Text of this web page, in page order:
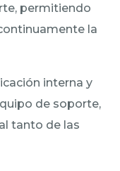
permitiendo
la
interna y
de soporte,
tanto de las